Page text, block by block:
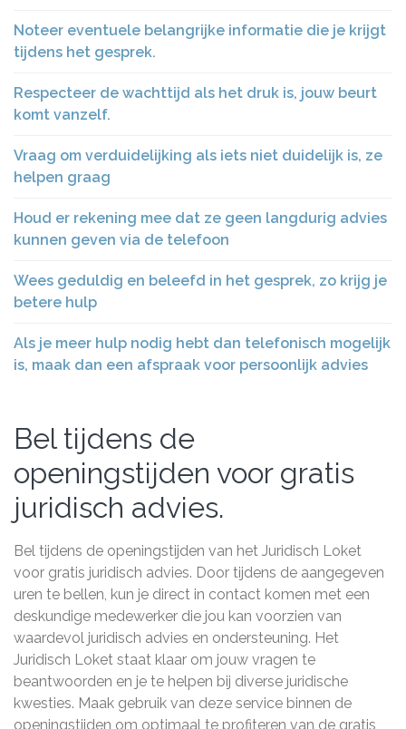
Noteer eventuele belangrijke informatie die je krijgt
tijdens het gesprek.
Respecteer de wachttijd als het druk is, jouw beurt
komt vanzelf.
Vraag om verduidelijking als iets niet duidelijk is, ze
helpen graag
Houd er rekening mee dat ze geen langdurig advies
kunnen geven via de telefoon
Wees geduldig en beleefd in het gesprek, zo krijg je
betere hulp
Als je meer hulp nodig hebt dan telefonisch mogelijk
is, maak dan een afspraak voor persoonlijk advies
Bel tijdens de
openingstijden voor gratis
juridisch advies.
Bel tijdens de openingstijden van het Juridisch Loket
voor gratis juridisch advies. Door tijdens de aangegeven
uren te bellen, kun je direct in contact komen met een
deskundige medewerker die jou kan voorzien van
waardevol juridisch advies en ondersteuning. Het
Juridisch Loket staat klaar om jouw vragen te
beantwoorden en je te helpen bij diverse juridische
kwesties. Maak gebruik van deze service binnen de
openingstijden om optimaal te profiteren van de gratis